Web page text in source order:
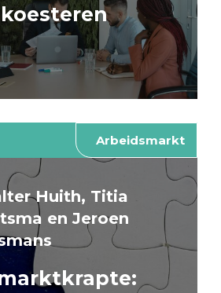
Arbeidsmarkt
Huith, Titia
en Jeroen